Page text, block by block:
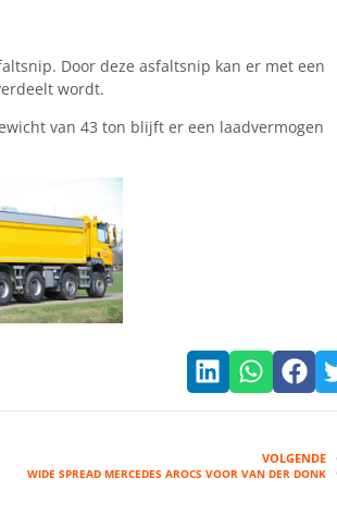
Door deze asfaltsnip kan er met een
wordt.
van 43 ton blijft er een laadvermogen
VOLGENDE
WIDE SPREAD MERCEDES AROCS VOOR VAN DER DONK